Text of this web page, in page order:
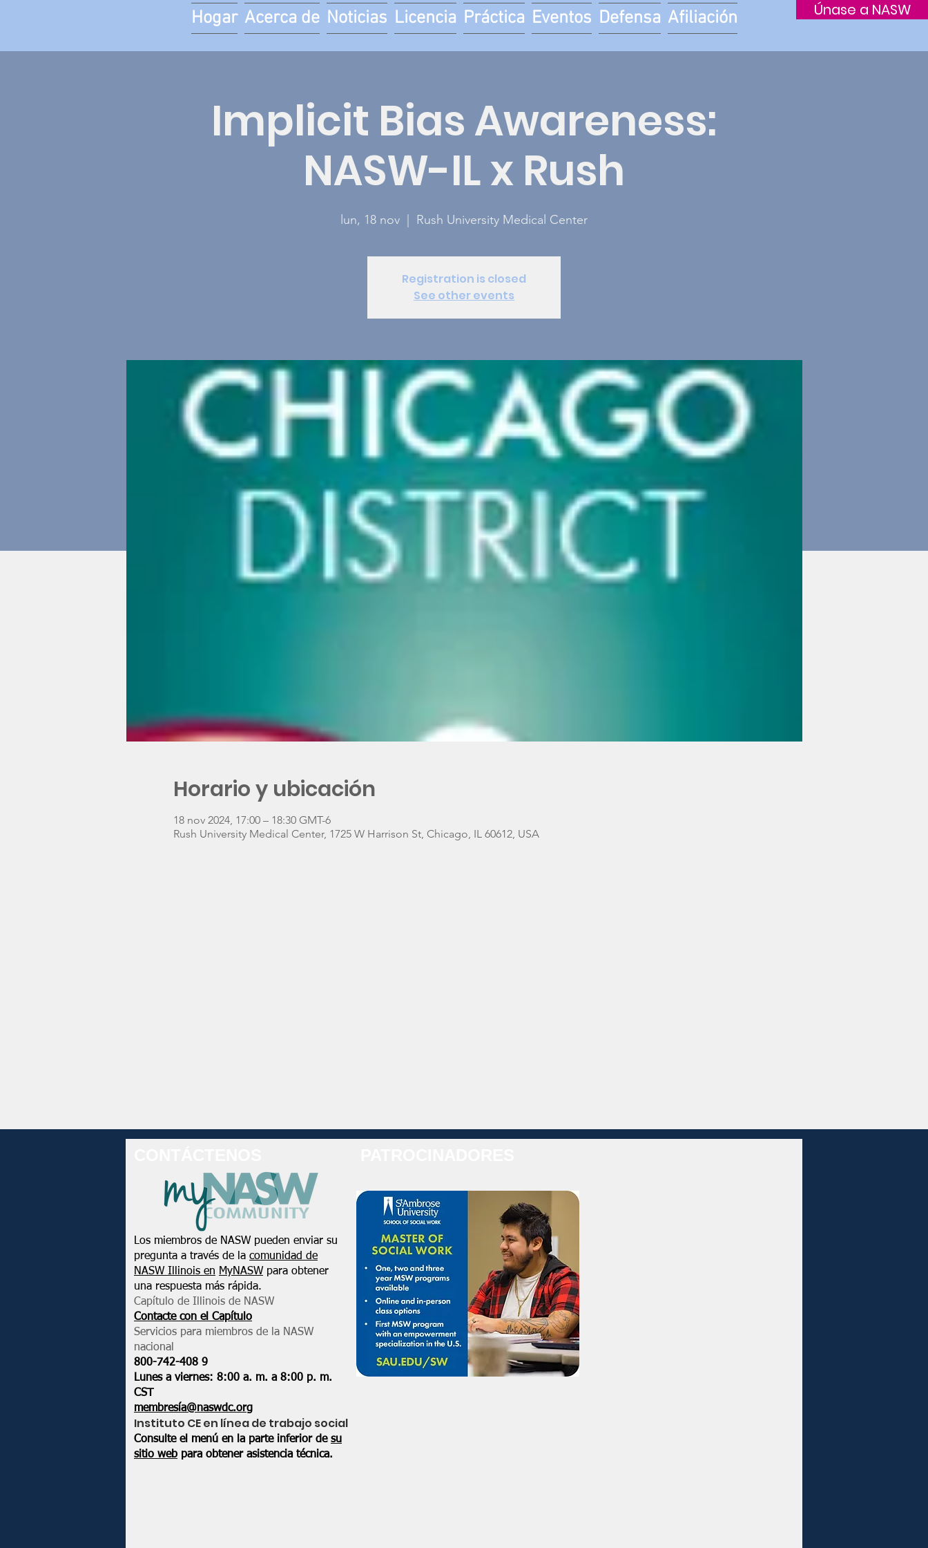
Únase a NASW
Hogar Acerca de Noticias Licencia Práctica Eventos Defensa Afiliación
Implicit Bias Awareness:
NASW-IL x Rush
lun, 18 nov Rush University Medical Center
Registration is closed
See other events
Horario y ubicación
18 nov 2024, 17:00 – 18:30 GMT-6
Rush University Medical Center, 1725 W Harrison St, Chicago, IL 60612, USA
Los miembros de NASW pueden enviar su
pregunta a través de la comunidad de
NASW Illinois en MyNASW para obtener
una respuesta más rápida.
Capítulo de Illinois de NASW
Contacte con el Capítulo
Servicios para miembros de la NASW
nacional
800-742-408 9
Lunes a viernes: 8:00 a. m. a 8:00 p. m.
CST
membresía@naswdc.org
Instituto CE en línea de trabajo social
Consulte el menú en la parte inferior de su
sitio web para obtener asistencia técnica.